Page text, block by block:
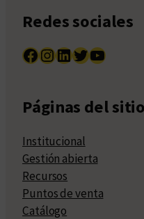
Redes sociales
Facebook InstagramLinkedIn Twitter YouTube
Páginas del sitio
Institucional
Gestión abierta
Recursos
Puntos de venta
Catálogo